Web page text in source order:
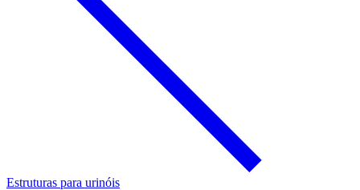
Estruturas para urinóis